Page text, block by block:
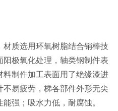
质选用环氧树脂结合销棒技
极氧化处理，轴类钢制件表
制件加工表面用了绝缘漆进
易疲劳，梯各部件外形无尖
强；吸水力低，耐腐蚀。